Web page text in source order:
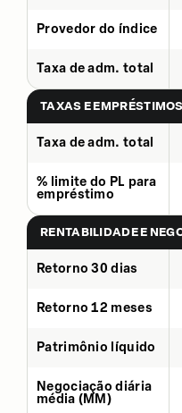
Provedor do índice
Taxa de adm. total
TAXAS E
Taxa de adm. total
% limite do PL para
empréstimo
RENTABILIDADE E
Retorno 30 dias
Retorno 12 meses
Patrimônio líquido
Negociação diária
média (MM)